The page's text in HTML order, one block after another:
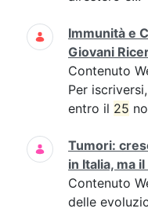
Immunità e
Giovani
Contenuto
Per
entro il 25
Tumori:
in Italia, ma
Contenuto
delle